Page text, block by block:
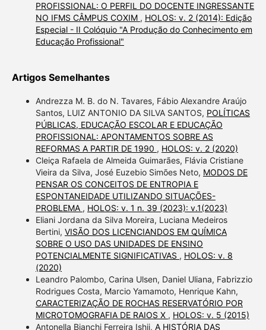
PROFISSIONAL: O PERFIL DO DOCENTE INGRESSANTE
NO IFMS CÂMPUS COXIM , HOLOS: v. 2 (2014): Edição
Especial - II Colóquio "A Produção do Conhecimento em
Educação Profissional"
Artigos Semelhantes
Andrezza M. B. do N. Tavares, Fábio Alexandre Araújo
Santos, LUIZ ANTONIO DA SILVA SANTOS, POLÍTICAS
PÚBLICAS, EDUCAÇÃO ESCOLAR E EDUCAÇÃO
PROFISSIONAL: APONTAMENTOS SOBRE AS
REFORMAS A PARTIR DE 1990 , HOLOS: v. 2 (2020)
Cleiça Rafaela de Almeida Guimarães, Flávia Cristiane
Vieira da Silva, José Euzebio Simões Neto, MODOS DE
PENSAR OS CONCEITOS DE ENTROPIA E
ESPONTANEIDADE UTILIZANDO SITUAÇÕES-
PROBLEMA , HOLOS: v. 1 n. 39 (2023): v.1(2023)
Eliani Jordana da Silva Moreira, Luciana Medeiros
Bertini, VISÃO DOS LICENCIANDOS EM QUÍMICA
SOBRE O USO DAS UNIDADES DE ENSINO
POTENCIALMENTE SIGNIFICATIVAS , HOLOS: v. 8
(2020)
Leandro Palombo, Carina Ulsen, Daniel Uliana, Fabrizzio
Rodrigues Costa, Marcio Yamamoto, Henrique Kahn,
CARACTERIZAÇÃO DE ROCHAS RESERVATÓRIO POR
MICROTOMOGRAFIA DE RAIOS X , HOLOS: v. 5 (2015)
Antonella Bianchi Ferreira Ishii, A HISTÓRIA DAS